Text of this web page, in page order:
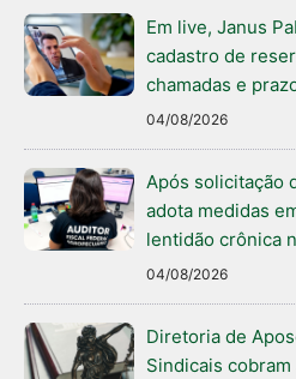
Em live, Janus
cadastro de
chamadas e
04/08/2026
Após solicitação
adota medidas
lentidão crônica
04/08/2026
Diretoria de
Sindicais